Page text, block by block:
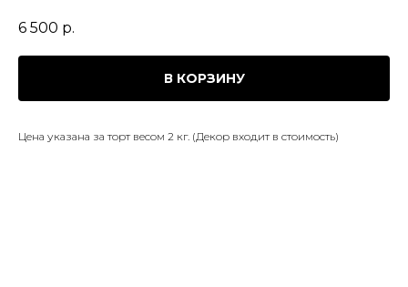
6 500 р.
В КОРЗИНУ
Цена указана за торт весом 2 кг. (Декор входит в стоимость)